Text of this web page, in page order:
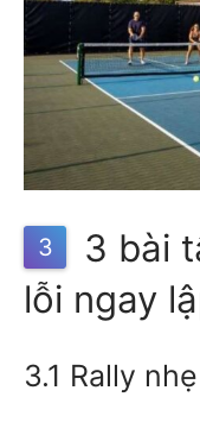
3
3 bài
lỗi ngay
3.1 Rally